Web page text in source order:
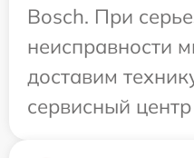
Bosch. При
неисправности
доставим
сервисный